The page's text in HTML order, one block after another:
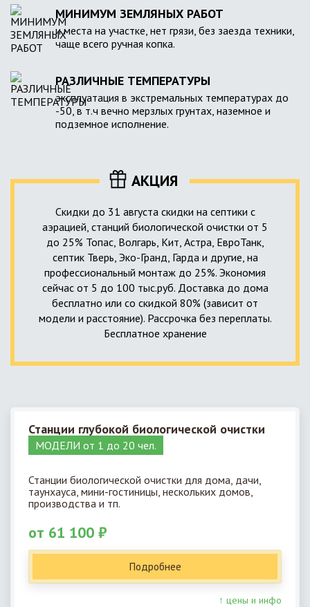
МИНИМУМ ЗЕМЛЯНЫХ РАБОТ
и места на участке, нет грязи, без заезда техники,
чаще всего ручная копка.
РАЗЛИЧНЫЕ ТЕМПЕРАТУРЫ
эксплуатация в экстремальных температурах до
-50, в т.ч вечно мерзлых грунтах, наземное и
подземное исполнение.
АКЦИЯ
Скидки до 31 августа скидки на септики с
аэрацией, станций биологической очистки от 5
до 25% Топас, Волгарь, Кит, Астра, ЕвроТанк,
септик Тверь, Эко-Гранд, Гарда и другие, на
профессиональный монтаж до 25%. Экономия
сейчас от 5 до 100 тыс.руб. Доставка до дома
бесплатно или со скидкой 80% (зависит от
модели и расстояние). Рассрочка без переплаты.
Бесплатное хранение
Станции глубокой биологической очистки
МОДЕЛИ от 1 до 20 чел.
Станции биологической очистки для дома, дачи,
таунхауса, мини-гостиницы, нескольких домов,
производства и тп.
от 61 100 ₽
Подробнее
↑ цены и инфо